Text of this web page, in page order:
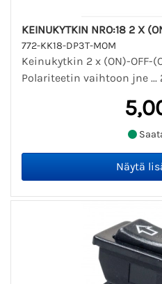
772-KK18-DP3T-MOM
Keinukytkin 2 x (ON)-OFF-
Polariteetin vaihtoon jne ...